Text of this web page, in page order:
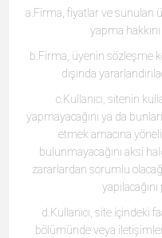
a.Firma, fiyatlar ve sunulan
yapma
b.Firma, üyenin sözleşme
dışında
c.Kullanıcı, sitenin
yapmayacağını ya da
etmek amacına
bulunmayacağını aksi
zararlardan sorumlu
d.Kullanıcı, site içindeki
bölümünde veya